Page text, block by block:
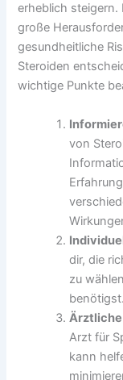
erheblich steigern.
große
gesundheitliche
Steroiden
wichtige Punkte
von
dir, die
zu
benötigst.
Arzt für
kann